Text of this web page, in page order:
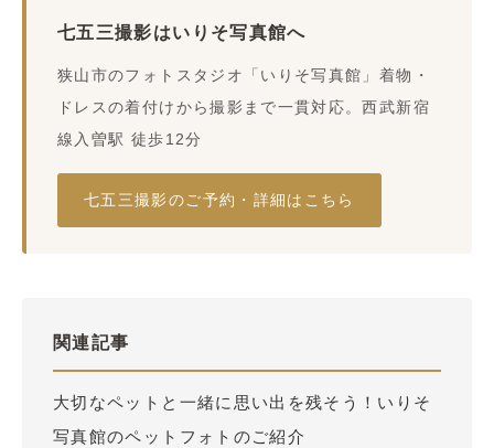
七五三撮影はいりそ写真館へ
狭山市のフォトスタジオ「いりそ写真館」着物・
ドレスの着付けから撮影まで一貫対応。西武新宿
線入曽駅 徒歩12分
七五三撮影のご予約・詳細はこちら
関連記事
大切なペットと一緒に思い出を残そう！いりそ
写真館のペットフォトのご紹介